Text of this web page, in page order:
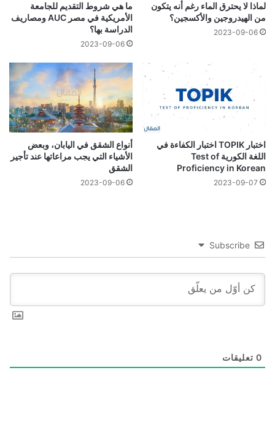
لماذا لا يحترق الماء رغم أنه يتكون
من الهيدروجين والأكسجين؟
2023-09-06
ما هي شروط التقديم للجامعة
الأمريكية في مصر AUC ومصاريف
الدراسة بها؟
2023-09-06
اختبار TOPIK اختبار الكفاءة في
اللغة الكورية Test of
Proficiency in Korean
2023-09-07
أنواع الشقق في اليابان، وبعض
الأشياء التي يجب مراعاتها عند تأجير
الشقق
2023-09-06
Subscribe
0 تعليقات